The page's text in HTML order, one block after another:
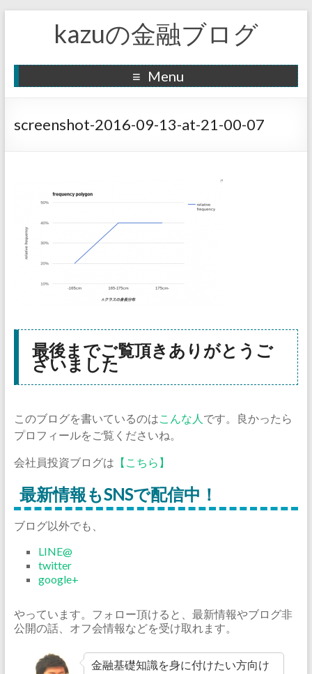
kazuの金融ブログ
Menu
screenshot-2016-09-13-at-21-00-07
最後までご覧頂きありがとうご
ざいました
このブログを書いているのはこんな人 です。良かったら
プロフィールをご覧くださいね。
会社員投資ブログは 【こちら】
最新情報もSNSで配信中！
ブログ以外でも、
LINE@
twitter
google+
やっています。フォロー頂けると、最新情報やブログ非
公開の話、オフ会情報などを受け取れます。
金融基礎知識を身に付けたい方向け